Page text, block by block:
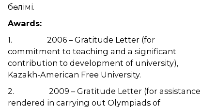
бөлімі.
Awards:
1. 2006 – Gratitude Letter (for
commitment to teaching and a significant
contribution to development of university),
Kazakh-American Free University.
2. 2009 – Gratitude Letter (for assistance
rendered in carrying out Olympiads of